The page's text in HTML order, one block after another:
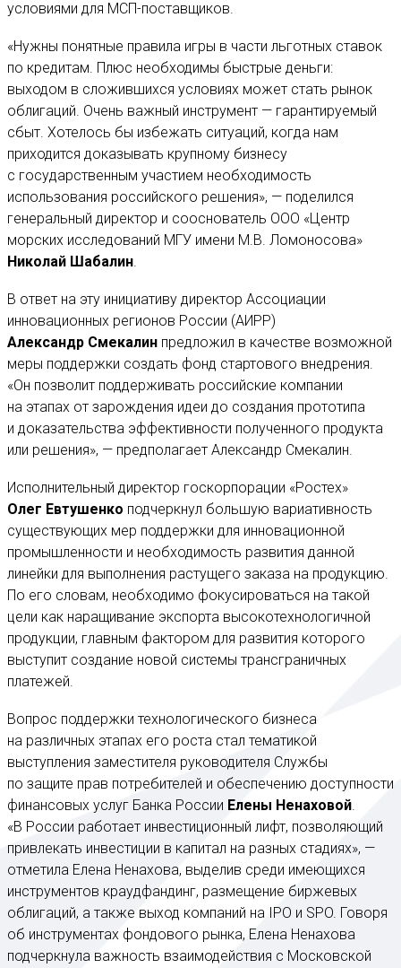
условиями для МСП-поставщиков.
«Нужны понятные правила игры в части льготных ставок
по кредитам. Плюс необходимы быстрые деньги:
выходом в сложившихся условиях может стать рынок
облигаций. Очень важный инструмент — гарантируемый
сбыт. Хотелось бы избежать ситуаций, когда нам
приходится доказывать крупному бизнесу
с государственным участием необходимость
использования российского решения», — поделился
генеральный директор и сооснователь ООО «Центр
морских исследований МГУ имени М.В. Ломоносова»
Николай Шабалин.
В ответ на эту инициативу директор Ассоциации
инновационных регионов России (АИРР)
Александр Смекалин предложил в качестве возможной
меры поддержки создать фонд стартового внедрения.
«Он позволит поддерживать российские компании
на этапах от зарождения идеи до создания прототипа
и доказательства эффективности полученного продукта
или решения», — предполагает Александр Смекалин.
Исполнительный директор госкорпорации «Ростех»
Олег Евтушенко подчеркнул большую вариативность
существующих мер поддержки для инновационной
промышленности и необходимость развития данной
линейки для выполнения растущего заказа на продукцию.
По его словам, необходимо фокусироваться на такой
цели как наращивание экспорта высокотехнологичной
продукции, главным фактором для развития которого
выступит создание новой системы трансграничных
платежей.
Вопрос поддержки технологического бизнеса
на различных этапах его роста стал тематикой
выступления заместителя руководителя Службы
по защите прав потребителей и обеспечению доступности
финансовых услуг Банка России Елены Ненаховой.
«В России работает инвестиционный лифт, позволяющий
привлекать инвестиции в капитал на разных стадиях», —
отметила Елена Ненахова, выделив среди имеющихся
инструментов краудфандинг, размещение биржевых
облигаций, а также выход компаний на IPO и SPO. Говоря
об инструментах фондового рынка, Елена Ненахова
подчеркнула важность взаимодействия с Московской